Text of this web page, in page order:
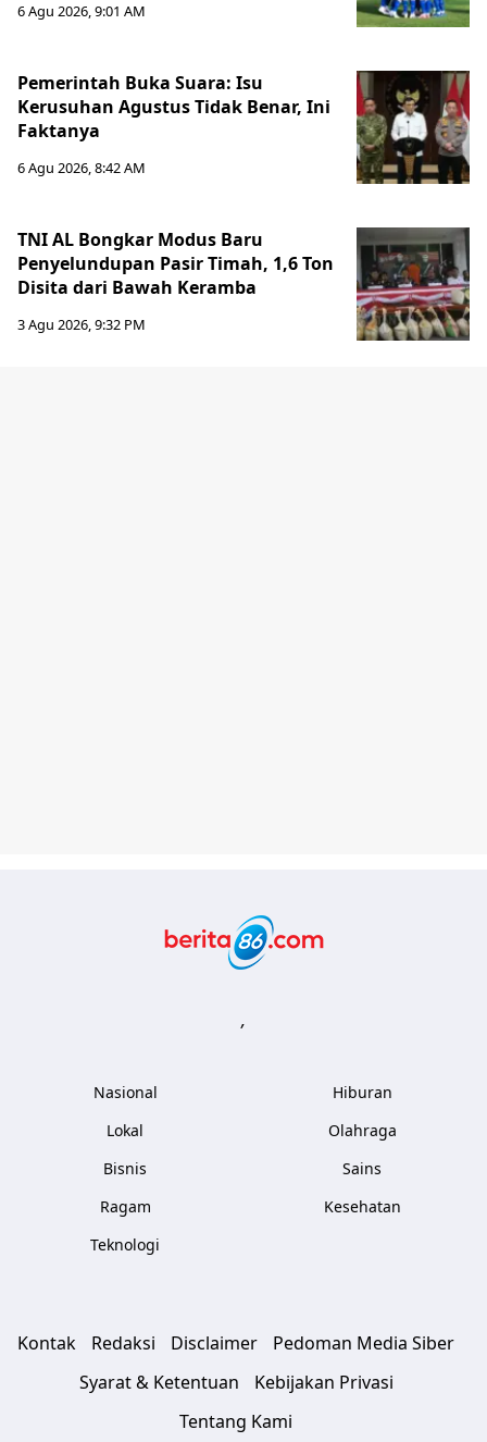
6 Agu 2026, 9:01 AM
Pemerintah Buka Suara: Isu
Kerusuhan Agustus Tidak Benar, Ini
Faktanya
6 Agu 2026, 8:42 AM
TNI AL Bongkar Modus Baru
Penyelundupan Pasir Timah, 1,6 Ton
Disita dari Bawah Keramba
3 Agu 2026, 9:32 PM
,
Nasional
Lokal
Bisnis
Ragam
Teknologi
Hiburan
Olahraga
Sains
Kesehatan
Kontak Redaksi Disclaimer
Pedoman Media Siber
Syarat & Ketentuan
Kebijakan Privasi
Tentang Kami